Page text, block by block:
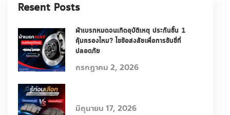
Resent Posts
ผ้าเบรกหมดจนเกิดอุบัติเหตุ ประกันชั้น 1
คุ้มครองไหม? ไขข้อสงสัยเพื่อการขับขี่ที่
ปลอดภัย
กรกฎาคม 2, 2026
มิถุนายน 17, 2026